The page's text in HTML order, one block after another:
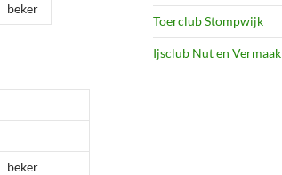
beker
beker
Toerclub Stompwijk
Ijsclub Nut en Vermaak